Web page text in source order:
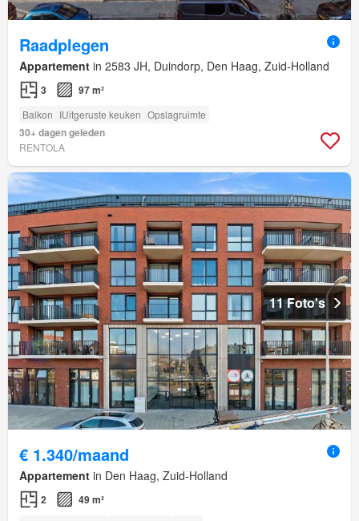
Raadplegen
Appartement in 2583 JH, Duindorp, Den Haag, Zuid-Holland
3 97 m²
Balkon IUitgeruste keuken Opslagruimte
30+ dagen geleden
RENTOLA
11 Foto's
€ 1.340/maand
Appartement in Den Haag, Zuid-Holland
2 49 m²